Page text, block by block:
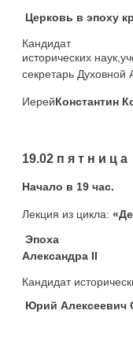
Церковь в эпоху
Кандидат
исторических наук,
секретарь Духовной
ИерейКонстантин
19.02 п я т н и ц а
Начало в 19час.
Лекция из цикла:
Эпоха
Александра II
Кандидат
Юрий Алексеевич